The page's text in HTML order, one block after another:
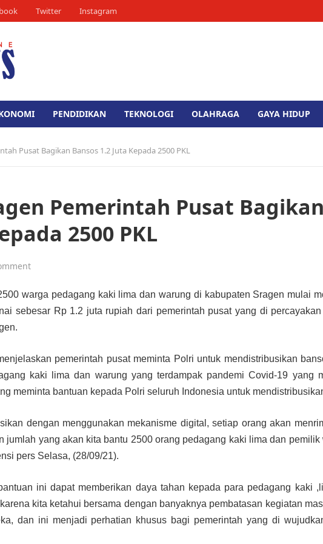
Twitter Instagram
PENDIDIKAN TEKNOLOGI OLAHRAGA GAYA HIDUP
Pusat Bagikan Bansos 1.2 Juta Kepada 2500 PKL
Pemerintah Pusat Bagikan
2500 PKL
warga pedagang kaki lima dan warung di kabupaten Sragen mulai
sebesar Rp 1.2 juta rupiah dari pemerintah pusat yang di
pemerintah pusat meminta Polri untuk mendistribusikan
kaki lima dan warung yang terdampak pandemi Covid-19 yang
meminta bantuan kepada Polri seluruh Indonesia untuk
dengan menggunakan mekanisme digital, setiap orang akan
jumlah yang akan kita bantu 2500 orang pedagang kaki lima dan pemilik
pers Selasa, (28/09/21).
ini dapat memberikan daya tahan kepada para pedagang kaki
kita ketahui bersama dengan banyaknya pembatasan kegiatan
dan ini menjadi perhatian khusus bagi pemerintah yang di